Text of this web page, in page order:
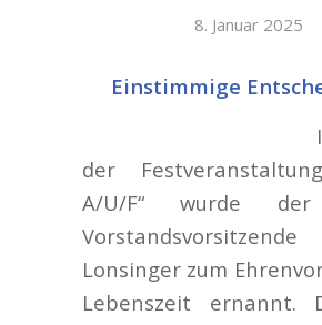
8. Januar 2025
Einstimmige
der
A/U/F“ wurde der
Lonsinger zum
Lebenszeit ernannt.